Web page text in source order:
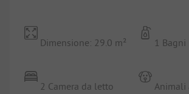
Dimensione: 29.0 m²
2 Camera da letto
1 Bagni
Animali